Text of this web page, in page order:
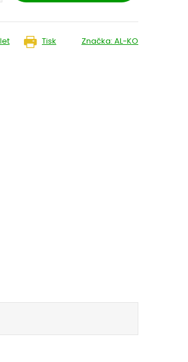
Tisk Značka: AL-KO